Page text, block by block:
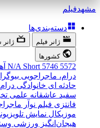
مشهدفیلم
دسته‌بندی‌ها
ژانر فیلم ژانر
کشورها
5572
5746
N/A Short
درام، ماجراجویی
حادثه ای خانوادگی درام
سفید عاشقانه علمی
فانتزی فیلم نوآر
موزیکال نمایش
هیجان‌انگیز ورزشی